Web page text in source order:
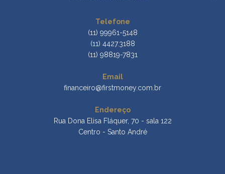
Telefone
(11) 99961-5148
(11) 4427.3188
(11) 98819-7831
Email
financeiro@firstmoney.com.br
Endereço
Rua Dona Elisa Fláquer, 70 - sala 122
Centro - Santo André